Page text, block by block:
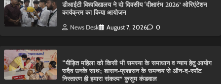
डीआईटी विश्वविद्यालय ने दो दिवसीय ‘दीक्षारंभ 2026’ ओरिएंटेशन
कार्यक्रम का किया आयोजन
News Desk August 7, 2026 0
“पीड़ित महिला को किसी भी समस्या के समाधान व न्याय हेतु आयोग
सदैव उनके साथ; शासन-प्रशासन के समन्वय से ऑन-द-स्पॉट
निस्तारण ही हमारा संकल्प” कुसुम कंडवाल